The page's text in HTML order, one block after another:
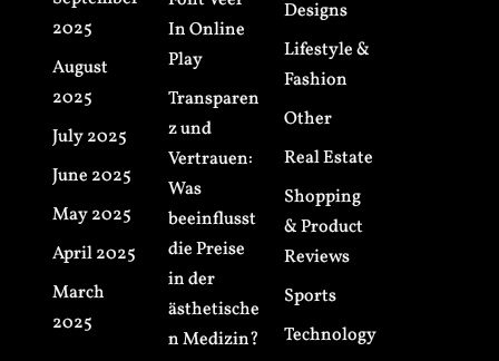
2025
August
2025
July 2025
June 2025
May 2025
April 2025
March
2025
In Online
Play
Transparen
z und
Vertrauen:
Was
beeinflusst
die Preise
in der
ästhetische
n Medizin?
Designs
Lifestyle &
Fashion
Other
Real Estate
Shopping
& Product
Reviews
Sports
Technology